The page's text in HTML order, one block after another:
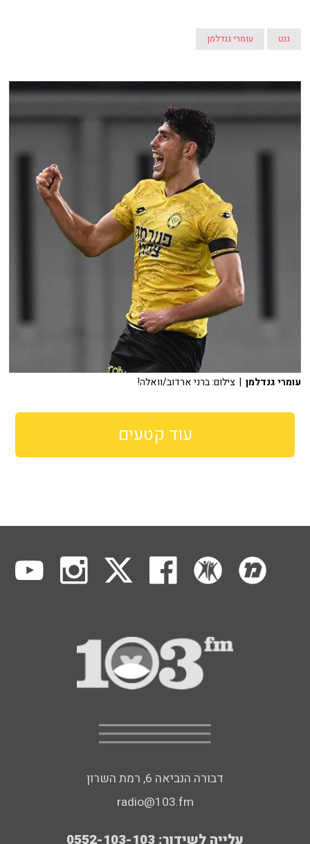
גנט עומרי גנדלמן
עומרי גנדלמן | צילום: ברני ארדוב/וואלה!
עוד קטעים
דבורה הנביאה 6, רמת השרון
radio@103.fm
עלייה לשידור: 0552-103-103